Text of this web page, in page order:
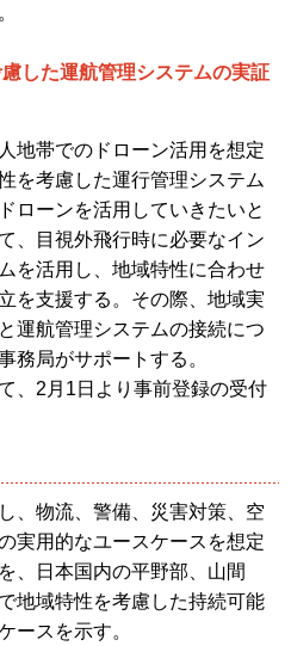
慮した運航管理システムの実証
地帯でのドローン活用を想定
を考慮した運行管理システム
ローンを活用していきたいと
、目視外飛行時に必要なイン
を活用し、地域特性に合わせ
を支援する。その際、地域実
運航管理システムの接続につ
務局がサポートする。
、2月1日より事前登録の受付
、物流、警備、災害対策、空
実用的なユースケースを想定
、日本国内の平野部、山間
地域特性を考慮した持続可能
ースを示す。